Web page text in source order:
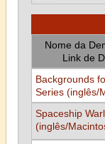
Nome da
Link de
Backgrounds
Series (inglês/
Spaceship
(inglês/